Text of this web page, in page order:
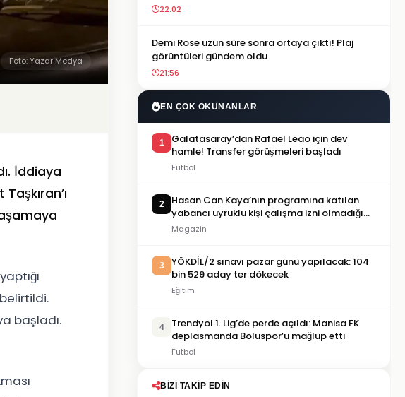
Foto: Yazar Medya
İddiaya
başladı.
22:02
Demi Rose uzun süre sonra ortaya çıktı! Plaj
görüntüleri gündem oldu
21:56
EN ÇOK OKUNANLAR
1
Galatasaray’dan Rafael Leao için dev
hamle! Transfer görüşmeleri başladı
Futbol
2
Hasan Can Kaya’nın programına katılan
yabancı uyruklu kişi çalışma izni olmadığı
gerekçesiyle gözaltına alındı
Magazin
3
YÖKDİL/2 sınavı pazar günü yapılacak: 104
bin 529 aday ter dökecek
Eğitim
4
Trendyol 1. Lig’de perde açıldı: Manisa FK
deplasmanda Boluspor’u mağlup etti
Futbol
BIZI TAKIP EDIN